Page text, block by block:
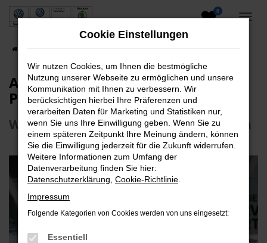
Zum
0
Aktuelle Angebote, Infos und
Pressemitteilungen
Wir halten Sie stets auf dem Laufenden
Cookie Einstellungen
Wir nutzen Cookies, um Ihnen die bestmögliche
Nutzung unserer Webseite zu ermöglichen und unsere
Kommunikation mit Ihnen zu verbessern. Wir
berücksichtigen hierbei Ihre Präferenzen und
verarbeiten Daten für Marketing und Statistiken nur,
wenn Sie uns Ihre Einwilligung geben. Wenn Sie zu
einem späteren Zeitpunkt Ihre Meinung ändern, können
Sie die Einwilligung jederzeit für die Zukunft widerrufen.
Weitere Informationen zum Umfang der
Datenverarbeitung finden Sie hier:
Datenschutzerklärung Cookie-Richtlinie
Impressum
Folgende Kategorien von Cookies werden von uns eingesetzt:
Essentiell